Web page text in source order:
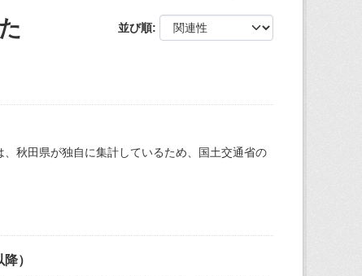
並び順
秋田県が独自に集計しているため、国土交通省の
）